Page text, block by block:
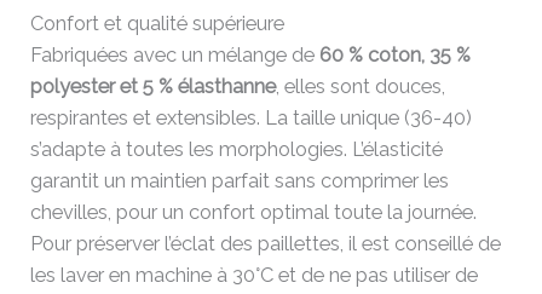
Confort et qualité supérieure
Fabriquées avec un mélange de 60 % coton, 35 %
polyester et 5 % élasthanne, elles sont douces,
respirantes et extensibles. La taille unique (36-40)
s’adapte à toutes les morphologies. L’élasticité
garantit un maintien parfait sans comprimer les
chevilles, pour un confort optimal toute la journée.
Pour préserver l’éclat des paillettes, il est conseillé de
les laver en machine à 30°C et de ne pas utiliser de